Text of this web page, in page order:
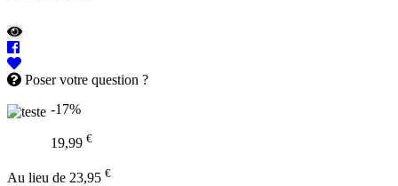
Poser votre question ?
-17%
19,99 €
Au lieu de 23,95 €